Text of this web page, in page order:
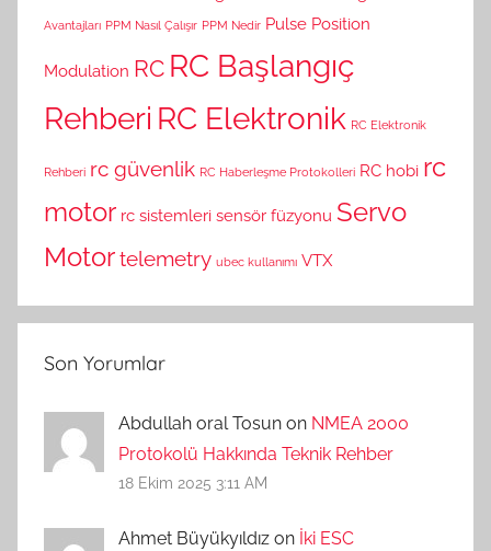
Avantajları PPM Nasıl Çalışır PPM Nedir Pulse Position
Modulation RC RC Başlangıç
Rehberi RC Elektronik RC Elektronik
Rehberi rc güvenlik RC Haberleşme Protokolleri RC hobi rc
motor rc sistemleri sensör füzyonu Servo
Motortelemetry ubec kullanımı VTX
Son Yorumlar
Abdullah oral Tosun on NMEA 2000
Protokolü Hakkında Teknik Rehber
18 Ekim 2025 3:11 AM
Ahmet Büyükyıldız on İki ESC